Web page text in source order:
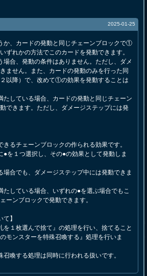
2025-01-25
か、カードの発動と同じチェーンブロックで①
ずれかの方法でこのカードを発動できます。
場合、発動の条件はありません。ただし、ダメ
ません。また、カードの発動のみを行った同
以降）で、改めて①の効果を発動することは
している場合、カードの発動と同じチェーン
できます。ただし、ダメージステップには発
るチェーンブロックの作られる効果です。
●を１つ選択し、その●の効果として発動しま
場合でも、ダメージステップ中には発動できま
たしている場合、いずれの●を選ぶ場合でもこ
ーンブロックで発動できます。
】
を１枚選んで捨て』の処理を行い、捨てること
モンスターを特殊召喚する』処理を行いま
喚する処理は同時に行われる扱いです。